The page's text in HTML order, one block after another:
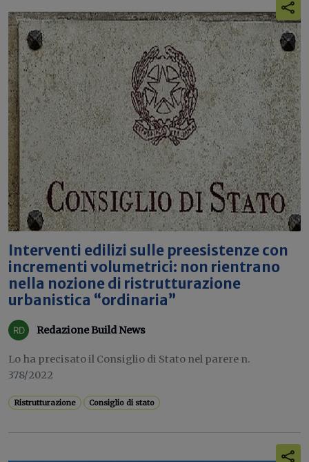
Interventi edilizi sulle preesistenze con
incrementi volumetrici: non rientrano
nella nozione di ristrutturazione
urbanistica “ordinaria”
Redazione Build News
Lo ha precisato il Consiglio di Stato nel parere n.
378/2022
Ristrutturazione Consiglio di stato